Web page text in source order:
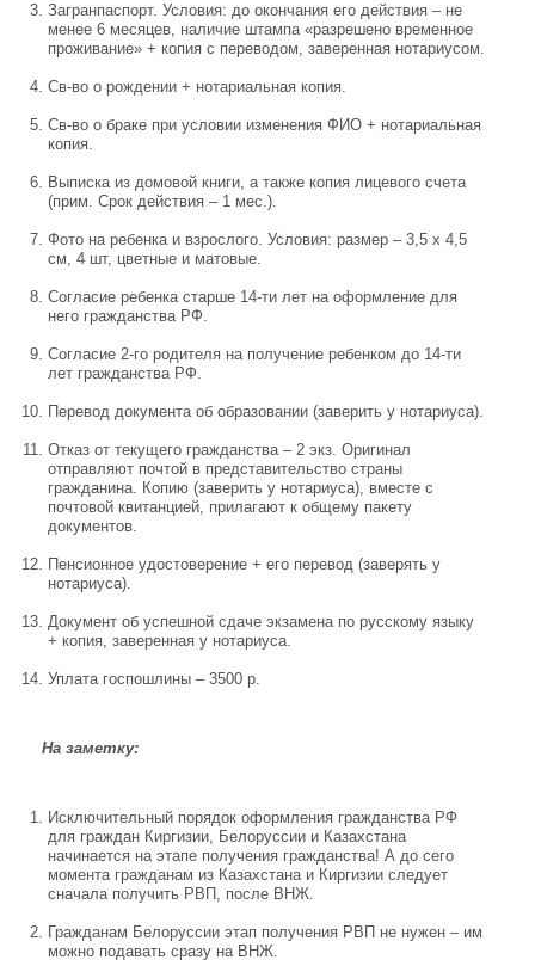
Загранпаспорт. Условия: до окончания его действия – не
менее 6 месяцев, наличие штампа «разрешено временное
проживание» + копия с переводом, заверенная нотариусом.
Св-во о рождении + нотариальная копия.
Св-во о браке при условии изменения ФИО + нотариальная
копия.
Выписка из домовой книги, а также копия лицевого счета
(прим. Срок действия – 1 мес.).
Фото на ребенка и взрослого. Условия: размер – 3,5 х 4,5
см, 4 шт, цветные и матовые.
Согласие ребенка старше 14-ти лет на оформление для
него гражданства РФ.
Согласие 2-го родителя на получение ребенком до 14-ти
лет гражданства РФ.
Перевод документа об образовании (заверить у нотариуса).
Отказ от текущего гражданства – 2 экз. Оригинал
отправляют почтой в представительство страны
гражданина. Копию (заверить у нотариуса), вместе с
почтовой квитанцией, прилагают к общему пакету
документов.
Пенсионное удостоверение + его перевод (заверять у
нотариуса).
Документ об успешной сдаче экзамена по русскому языку
+ копия, заверенная у нотариуса.
Уплата госпошлины – 3500 р.
На заметку:
Исключительный порядок оформления гражданства РФ
для граждан Киргизии, Белоруссии и Казахстана
начинается на этапе получения гражданства! А до сего
момента гражданам из Казахстана и Киргизии следует
сначала получить РВП, после ВНЖ.
Гражданам Белоруссии этап получения РВП не нужен – им
можно подавать сразу на ВНЖ.